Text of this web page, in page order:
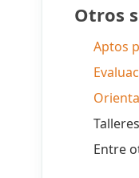
Otros
Aptos
Entre